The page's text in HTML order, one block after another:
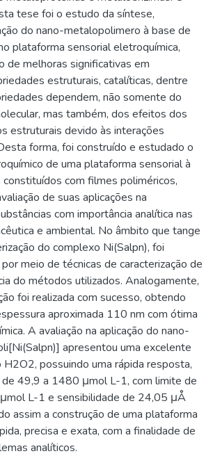
tese foi o estudo da síntese,
do nano-metalopolimero à base de
plataforma sensorial eletroquímica,
de melhoras significativas em
estruturais, catalíticas, dentre
dependem, não somente do
mas também, dos efeitos dos
estruturais devido às interações
forma, foi construído e estudado o
de uma plataforma sensorial à
com filmes poliméricos,
de suas aplicações na
com importância analítica nas
e ambiental. No âmbito que tange
do complexo Ni(Salpn), foi
meio de técnicas de caracterização de
do métodos utilizados. Analogamente,
foi realizada com sucesso, obtendo
aproximada 110 nm com ótima
A avaliação na aplicação do nano-
apresentou uma excelente
possuindo uma rápida resposta,
de 49,9 a 1480 μmol L-1, com limite de
L-1 e sensibilidade de 24,05 μÅ
assim a construção de uma plataforma
precisa e exata, com a finalidade de
analíticos.